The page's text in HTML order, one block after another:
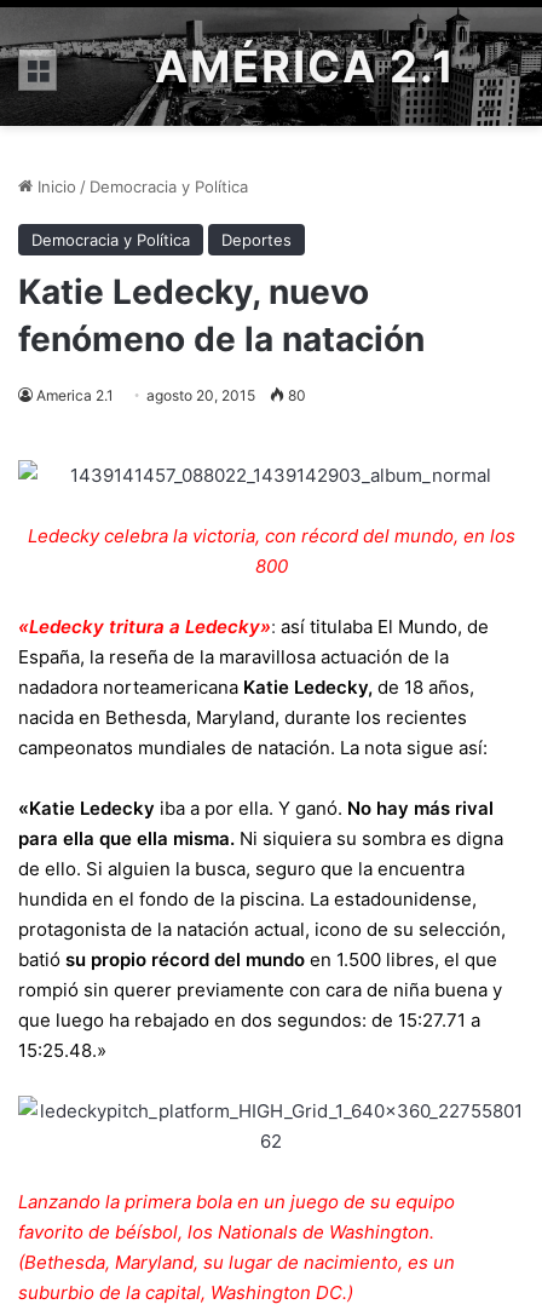
Menú AMÉRICA 2.1
Inicio / Democracia y Política
Democracia y Política Deportes
Katie Ledecky, nuevo
fenómeno de la natación
America 2.1 agosto 20, 2015 80
Ledecky celebra la victoria, con récord del mundo, en los
800
«Ledecky tritura a Ledecky»: así titulaba El Mundo, de
España, la reseña de la maravillosa actuación de la
nadadora norteamericana Katie Ledecky, de 18 años,
nacida en Bethesda, Maryland, durante los recientes
campeonatos mundiales de natación. La nota sigue así:
«Katie Ledecky iba a por ella. Y ganó. No hay más rival
para ella que ella misma. Ni siquiera su sombra es digna
de ello. Si alguien la busca, seguro que la encuentra
hundida en el fondo de la piscina. La estadounidense,
protagonista de la natación actual, icono de su selección,
batió su propio récord del mundo en 1.500 libres, el que
rompió sin querer previamente con cara de niña buena y
que luego ha rebajado en dos segundos: de 15:27.71 a
15:25.48.»
Lanzando la primera bola en un juego de su equipo
favorito de béísbol, los Nationals de Washington.
(Bethesda, Maryland, su lugar de nacimiento, es un
suburbio de la capital, Washington DC.)